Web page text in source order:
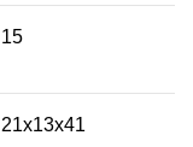
15
21х13х41